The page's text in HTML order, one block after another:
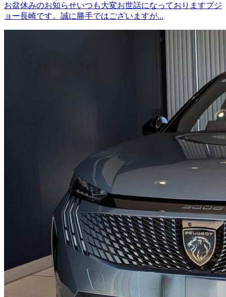
お盆休みのお知らせいつも大変お世話になっておりますプジ
ョー長崎です。誠に勝手ではございますが...